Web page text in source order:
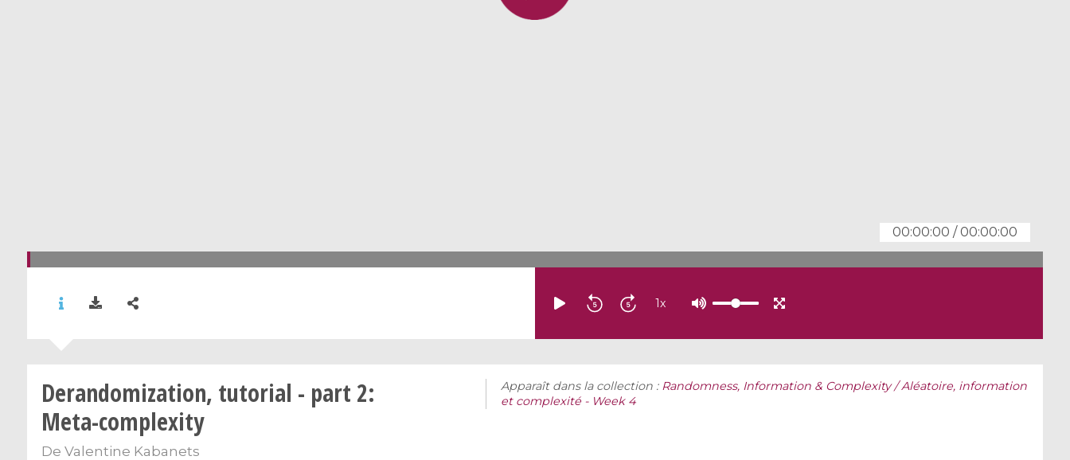
00:00:00 /00:00:00
1x
Derandomization, tutorial - part 2:
Meta-complexity
De Valentine Kabanets
Apparaît dans la collection : Randomness, Information & Complexity / Aléatoire, information
et complexité - Week 4